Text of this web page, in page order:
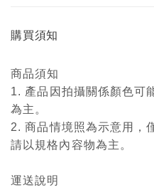
購買須知
商品須知
1. 產品因拍攝關係顏色可
為主。
2. 商品情境照為示意用，
請以規格內容物為主。
運送說明